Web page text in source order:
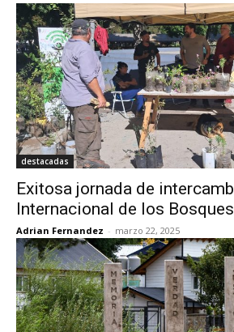
destacadas
Exitosa jornada de
Internacional de los Bosques
Adrian Fernandez - marzo 22, 2025